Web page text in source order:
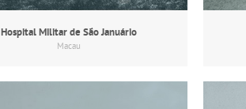
Hospital Militar de São Januário
Macau